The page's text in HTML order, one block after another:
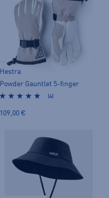
Hestra
Powder Gauntlet 5-finger
(4)
109,00 €